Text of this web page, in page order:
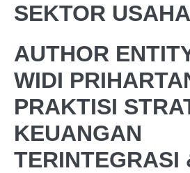
SEKTOR USAHA
AUTHOR
WIDI
PRAKTISI
KEUANGAN
TERINTEGRASI